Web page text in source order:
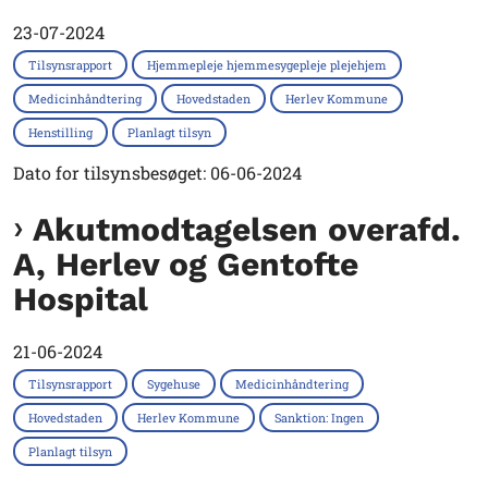
23-07-2024
Tilsynsrapport Hjemmepleje hjemmesygepleje plejehjem
Medicinhåndtering Hovedstaden Herlev Kommune
Henstilling Planlagt tilsyn
Dato for tilsynsbesøget: 06-06-2024
Akutmodtagelsen overafd.
A, Herlev og Gentofte
Hospital
21-06-2024
Tilsynsrapport Sygehuse Medicinhåndtering
Hovedstaden Herlev Kommune Sanktion: Ingen
Planlagt tilsyn